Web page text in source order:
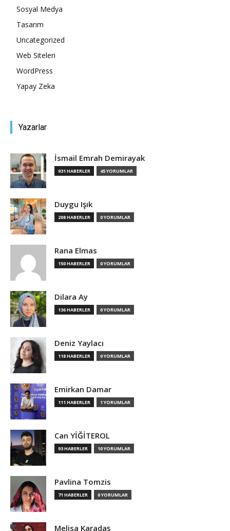
Sosyal Medya
Tasarım
Uncategorized
Web Siteleri
WordPress
Yapay Zeka
Yazarlar
İsmail Emrah Demirayak
931 HABERLER 45 YORUMLAR
Duygu Işık
208 HABERLER 0 YORUMLAR
Rana Elmas
150 HABERLER 0 YORUMLAR
Dilara Ay
136 HABERLER 0 YORUMLAR
Deniz Yaylacı
118 HABERLER 0 YORUMLAR
Emirkan Damar
111 HABERLER 1 YORUMLAR
Can YİĞİTEROL
93 HABERLER 10 YORUMLAR
Pavlina Tomzis
71 HABERLER 0 YORUMLAR
Melisa Karadaş